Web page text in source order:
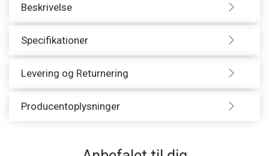
Beskrivelse
Specifikationer
Levering og Returnering
Producentoplysninger